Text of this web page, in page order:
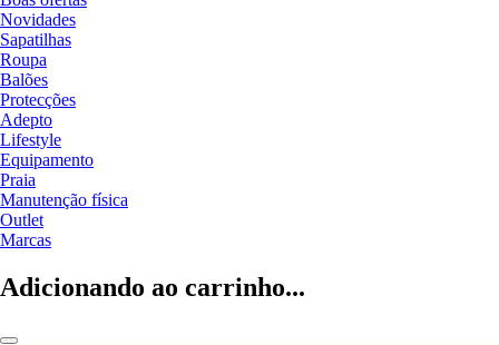
Novidades
Sapatilhas
Roupa
Balões
Protecções
Adepto
Lifestyle
Equipamento
Praia
Manutenção física
Outlet
Marcas
Adicionando ao carrinho...